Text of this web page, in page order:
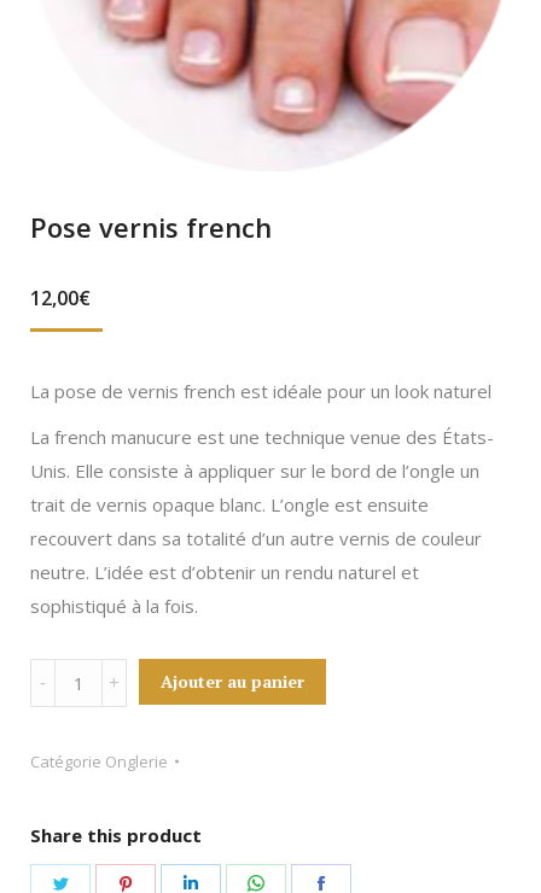
Pose vernis french
12,00€
La pose de vernis french est idéale pour un look naturel
La french manucure est une technique venue des États-
Unis. Elle consiste à appliquer sur le bord de l’ongle un
trait de vernis opaque blanc. L’ongle est ensuite
recouvert dans sa totalité d’un autre vernis de couleur
neutre. L’idée est d’obtenir un rendu naturel et
sophistiqué à la fois.
vernis
quantity
Ajouter au panier
Catégorie Onglerie
Share this product
Share
Share
Share
Share